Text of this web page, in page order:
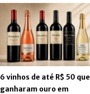
6 vinhos de até R$ 50 que
ganharam ouro em